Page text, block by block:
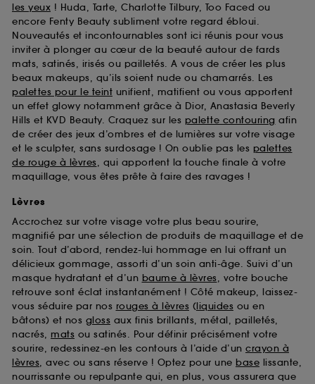
les yeux ! Huda, Tarte, Charlotte Tilbury, Too Faced ou
encore Fenty Beauty subliment votre regard ébloui.
Nouveautés et incontournables sont ici réunis pour vous
inviter à plonger au cœur de la beauté autour de fards
mats, satinés, irisés ou pailletés. A vous de créer les plus
beaux makeups, qu’ils soient nude ou chamarrés. Les
palettes pour le teint unifient, matifient ou vous apportent
un effet glowy notamment grâce à Dior, Anastasia Beverly
Hills et KVD Beauty. Craquez sur les palette contouring afin
de créer des jeux d’ombres et de lumières sur votre visage
et le sculpter, sans surdosage ! On oublie pas les palettes
de rouge à lèvres, qui apportent la touche finale à votre
maquillage, vous êtes prête à faire des ravages !
Lèvres
Accrochez sur votre visage votre plus beau sourire,
magnifié par une sélection de produits de maquillage et de
soin. Tout d’abord, rendez-lui hommage en lui offrant un
délicieux gommage, assorti d’un soin anti-âge. Suivi d’un
masque hydratant et d’un baume à lèvres, votre bouche
retrouve sont éclat instantanément ! Côté makeup, laissez-
vous séduire par nos rouges à lèvres (liquides ou en
bâtons) et nos gloss aux finis brillants, métal, pailletés,
nacrés, mats ou satinés. Pour définir précisément votre
sourire, redessinez-en les contours à l’aide d’un crayon à
lèvres, avec ou sans réserve ! Optez pour une base lissante,
nourrissante ou repulpante qui, en plus, vous assurera que